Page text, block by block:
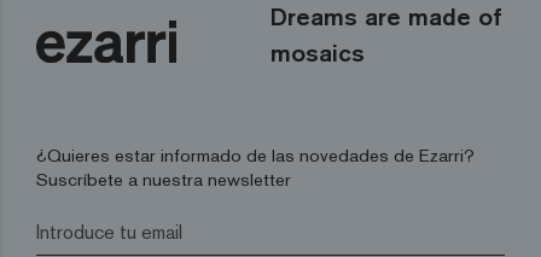
Dreams are made of
mosaics
¿Quieres estar informado de las novedades de Ezarri?
Suscríbete a nuestra newsletter